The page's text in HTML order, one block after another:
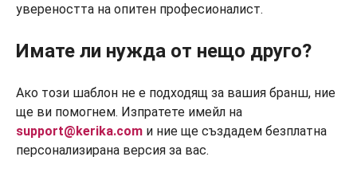
увереността на опитен професионалист.
Имате ли нужда от нещо друго?
Ако този шаблон не е подходящ за вашия бранш, ние
ще ви помогнем. Изпратете имейл на
support@kerika.com и ние ще създадем безплатна
персонализирана версия за вас.